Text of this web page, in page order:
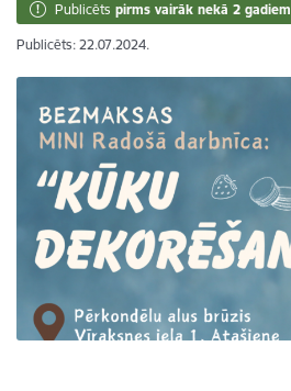
Publicēts pirms vairāk nekā 2 gadiem
Publicēts: 22.07.2024.